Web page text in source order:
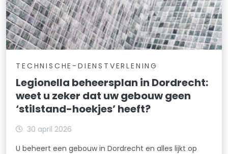
TECHNISCHE-DIENSTVERLENING
Legionella beheersplan in Dordrecht:
weet u zeker dat uw gebouw geen
‘stilstand-hoekjes’ heeft?
30 april 2026
U beheert een gebouw in Dordrecht en alles lijkt op